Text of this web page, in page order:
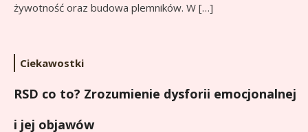
żywotność oraz budowa plemników. W […]
Ciekawostki
RSD co to? Zrozumienie dysforii emocjonalnej
i jej objawów